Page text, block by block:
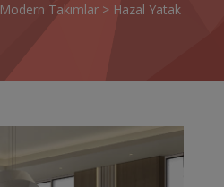
Modern Takımlar > Hazal Yatak